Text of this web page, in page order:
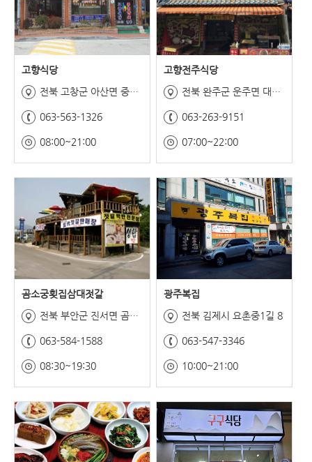
고향식당
전북 고창군 아산면 중촌길 20-3
063-563-1326
08:00~21:00
고향전주식당
전북 완주군 운주면 대둔산공원길 34-1
063-263-9151
07:00~22:00
곰소궁횟집삼대젓갈
전북 부안군 진서면 곰소항길25
063-584-1588
08:30~19:30
광주복집
전북 김제시 요촌중1길 8
063-547-3346
10:00~21:00